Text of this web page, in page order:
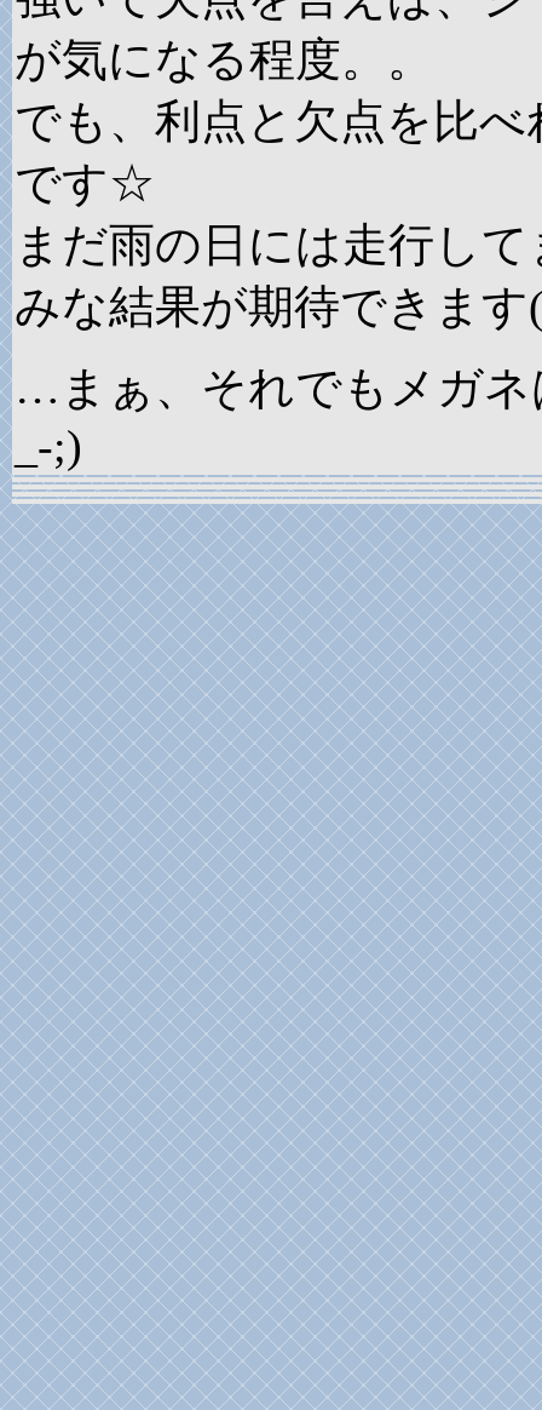
が気になる程度。。
でも、利点と欠点を比
です☆
まだ雨の日には走行し
みな結果が期待できます
…まぁ、それでもメガ
_-;)